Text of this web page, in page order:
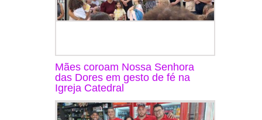
Mães coroam Nossa Senhora
das Dores em gesto de fé na
Igreja Catedral